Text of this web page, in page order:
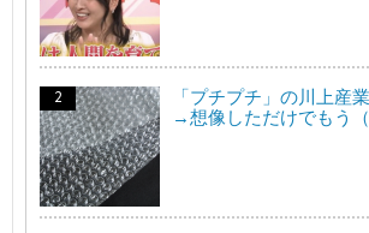
「プチプチ」の川上産
→想像しただけでもう（